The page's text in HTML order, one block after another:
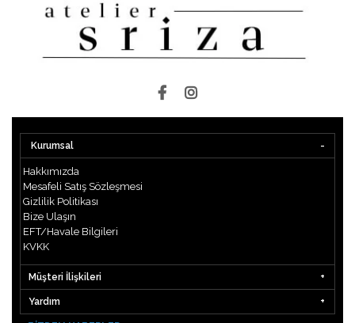
Kurumsal
Hakkımızda
Mesafeli Satış Sözleşmesi
Gizlilik Politikası
Bize Ulaşın
EFT/Havale Bilgileri
KVKK
Müşteri İlişkileri
Yardım